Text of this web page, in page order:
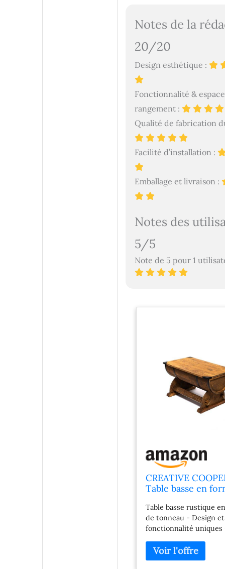
Notes de la
20/20
Design esthétique :
Fonctionnalité &
rangement :
Qualité de fabrication
Facilité d’installation :
Emballage et livraison :
Notes des
5/5
Note de 5 pour 1
CREATIVE
Table basse en
bois massif,
vintage et
pour salon,
femmes, 80 x 50,5
cm
Table basse rustique
de tonneau - Design et
fonctionnalité uniques
en forme de tonneau
style vintage et